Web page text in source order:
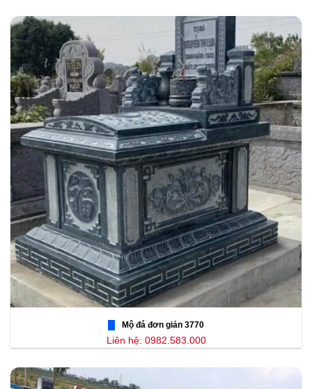
Mộ đá đơn giản 3770
Liên hệ: 0982.583.000